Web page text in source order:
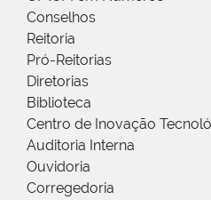
Conselhos
Reitoria
Pró-Reitorias
Diretorias
Biblioteca
Centro de Inovação
Auditoria Interna
Ouvidoria
Corregedoria